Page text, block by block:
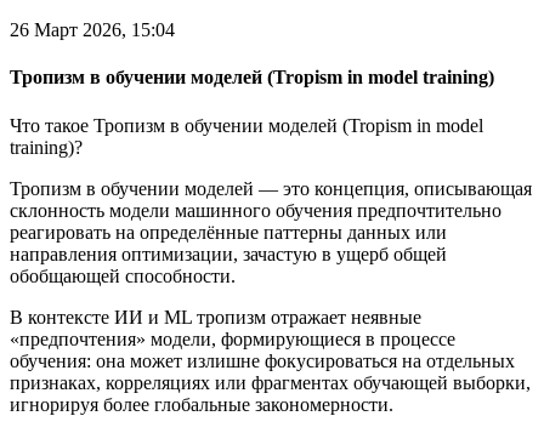
26 Март 2026, 15:04
Тропизм в обучении моделей (Tropism in model training)
Что такое Тропизм в обучении моделей (Tropism in model
training)?
Тропизм в обучении моделей — это концепция, описывающая
склонность модели машинного обучения предпочтительно
реагировать на определённые паттерны данных или
направления оптимизации, зачастую в ущерб общей
обобщающей способности.
В контексте ИИ и ML тропизм отражает неявные
«предпочтения» модели, формирующиеся в процессе
обучения: она может излишне фокусироваться на отдельных
признаках, корреляциях или фрагментах обучающей выборки,
игнорируя более глобальные закономерности.